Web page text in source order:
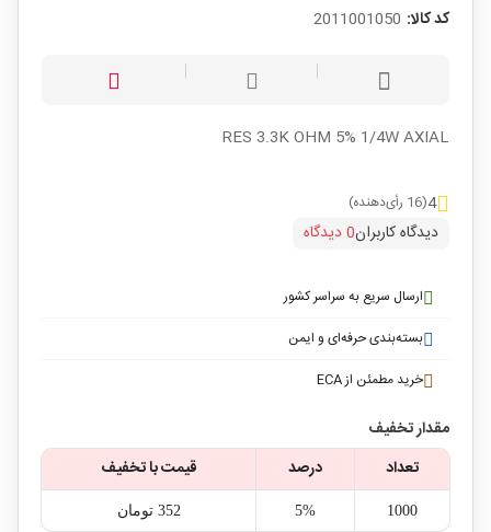
کد کالا: 2011001050
RES 3.3K OHM 5% 1/4W AXIAL
4(16 رأی‌دهنده)
دیدگاه کاربران0 دیدگاه
ارسال سریع به سراسر کشور
بسته‌بندی حرفه‌ای و ایمن
خرید مطمئن از ECA
مقدار تخفیف
تعداد
درصد قیمت با تخفیف
1000
5% 352‎ تومان